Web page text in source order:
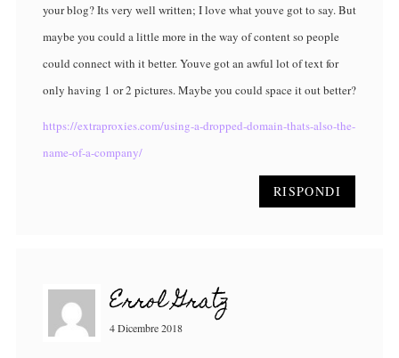
your blog? Its very well written; I love what youve got to say. But
maybe you could a little more in the way of content so people
could connect with it better. Youve got an awful lot of text for
only having 1 or 2 pictures. Maybe you could space it out better?
https://extraproxies.com/using-a-dropped-domain-thats-also-the-
name-of-a-company/
RISPONDI
Errol Gratz
4 Dicembre 2018